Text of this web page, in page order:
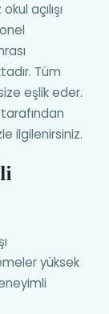
açılışı
Tüm
eşlik eder.
ilgilenirsiniz.
yüksek